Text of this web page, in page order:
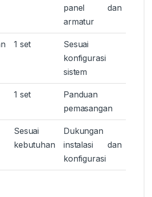
panel dan
armatur
1 set
Sesuai
konfigurasi
sistem
1 set
Panduan
pemasangan
Sesuai
kebutuhan
Dukungan
instalasi dan
konfigurasi